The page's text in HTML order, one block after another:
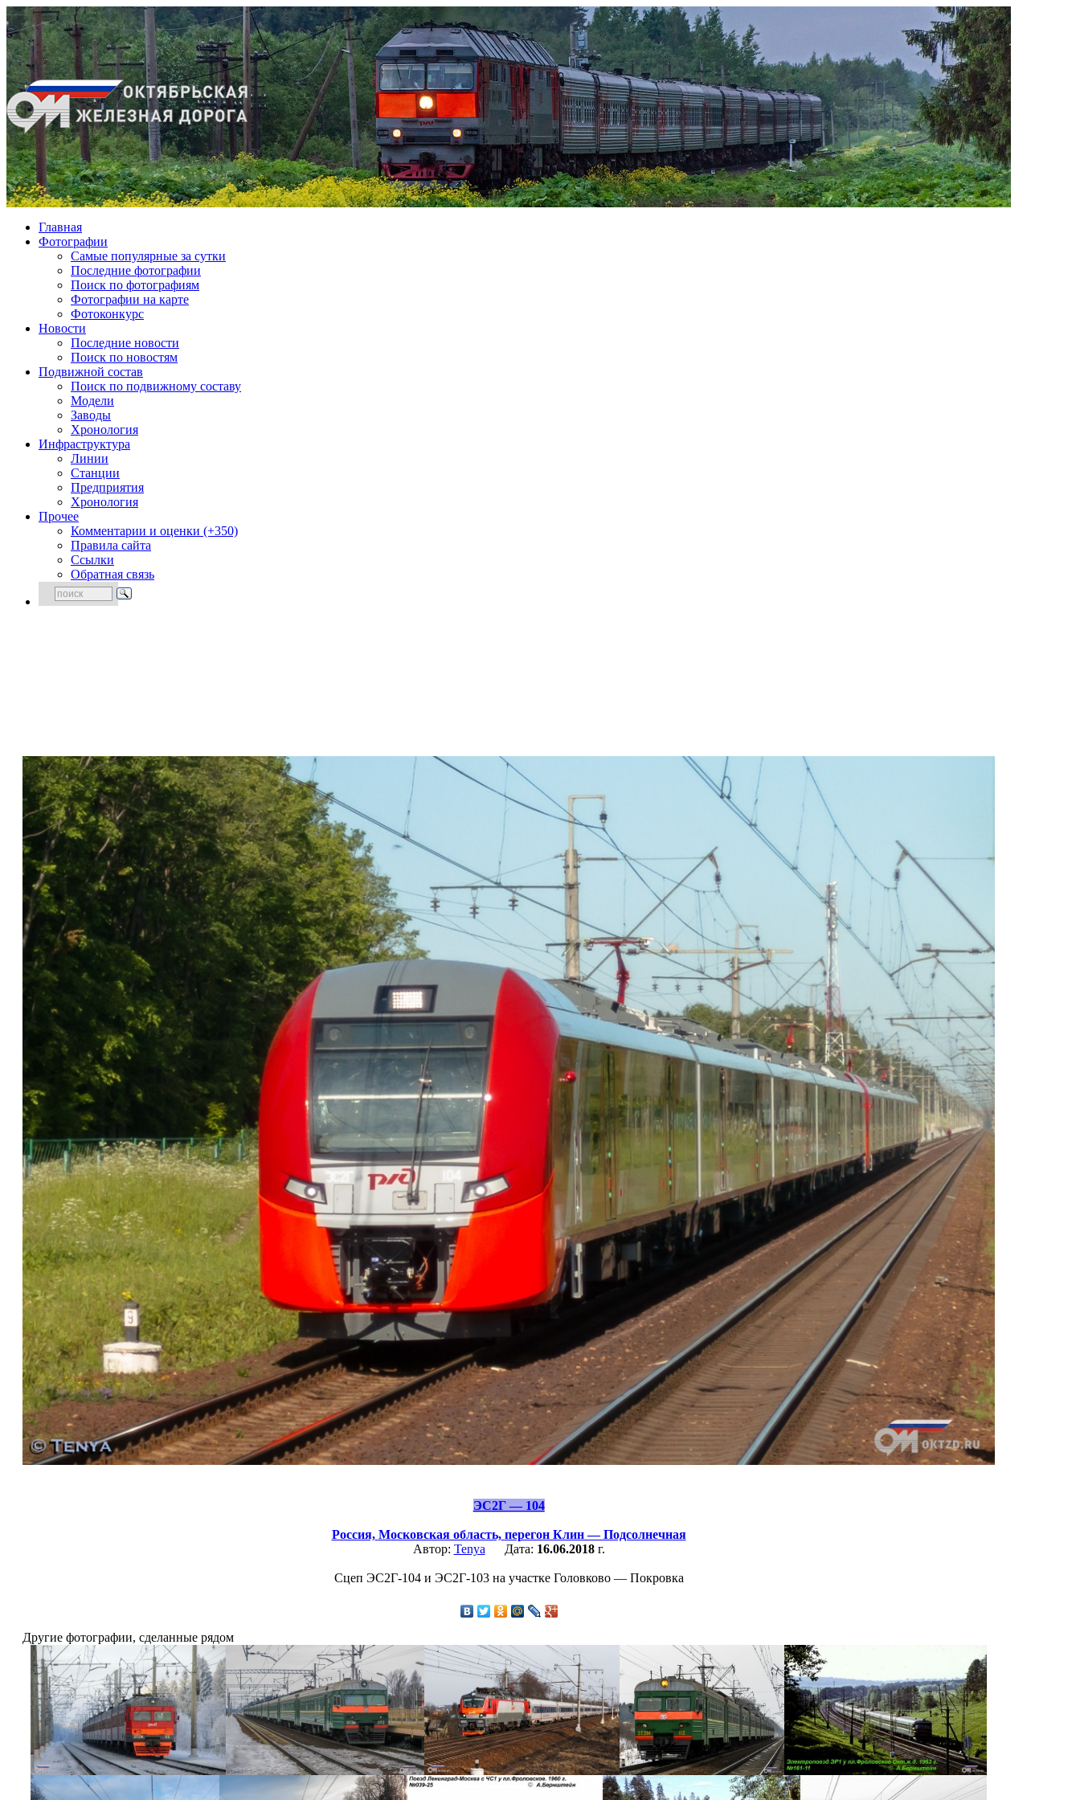
Главная
Фотографии
Cамые популярные за сутки
Последние фотографии
Поиск по фотографиям
Фотографии на карте
Фотоконкурс
Новости
Последние новости
Поиск по новостям
Подвижной состав
Поиск по подвижному составу
Модели
Заводы
Хронология
Инфраструктура
Линии
Станции
Предприятия
Хронология
Прочее
Комментарии и оценки (+350)
Правила сайта
Ссылки
Обратная связь
ЭС2Г — 104
Россия, Московская область, перегон Клин — Подсолнечная
Автор: Tenya Дата: 16.06.2018г.
Сцеп ЭС2Г-104 и ЭС2Г-103 на участке Головково — Покровка
Другие фотографии, сделанные рядом